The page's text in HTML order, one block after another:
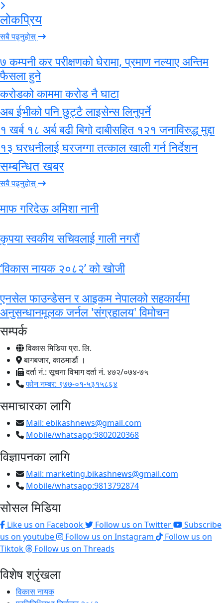
लोकप्रिय
सबै पढ्नुहोस्
७ कम्पनी कर परीक्षणको घेरामा, प्रमाण नल्याए अन्तिम
फैसला हुने
करोडको काममा करोड नै घाटा
अब ईभीको पनि छुट्टै लाइसेन्स लिनुपर्ने
१ खर्ब १८ अर्ब बढी बिगो दाबीसहित १२१ जनाविरुद्ध मुद्दा
१३ घरधनीलाई घरजग्गा तत्काल खाली गर्न निर्देशन
सम्बन्धित खबर
सबै पढ्नुहोस्
माफ गरिदेऊ अमिशा नानी
कृपया स्वकीय सचिवलाई गाली नगरौं
‘विकास नायक २०८२’ को खोजी
एनसेल फाउन्डेसन र आइकम नेपालको सहकार्यमा
अनुसन्धानमूलक जर्नल 'संग्रहालय' विमोचन
सम्पर्क
विकास मिडिया प्रा. लि.
बागबजार, काठमाडौं ।
दर्ता नं.: सूचना विभाग दर्ता नं. ४७२/०७४-७५
फोन नम्बर: ९७७-०१-५३१५८६४
समाचारका लागि
Mail: ebikashnews@gmail.com
Mobile/whatsapp:9802020368
विज्ञापनका लागि
Mail: marketing.bikashnews@gmail.com
Mobile/whatsapp:9813792874
सोसल मिडिया
Like us on Facebook Follow us on Twitter
Subscribe
us on youtube
Follow us on Instagram
Follow us on
Tiktok
Follow us on Threads
विशेष श्रृंखला
विकास नायक